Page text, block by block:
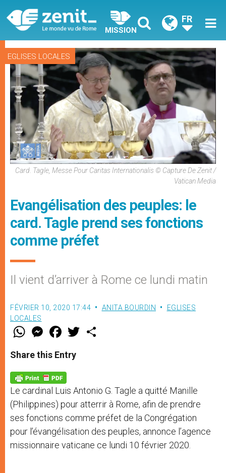
MISSION
FR
EGLISES LOCALES
Card. Tagle, Messe Pour Caritas Internationalis © Capture De Zenit /
Vatican Media
Evangélisation des peuples: le
card. Tagle prend ses fonctions
comme préfet
Il vient d’arriver à Rome ce lundi matin
FÉVRIER 10, 2020 17:44 ANITA BOURDIN
EGLISES
LOCALES
W
t
s
p
p
M
e
s
e
g
e
r
F
a
e
b
o
k
w
Share this Entry
Le cardinal Luis Antonio G. Tagle a quitté Manille
(Philippines) pour atterrir à Rome, afin de prendre
ses fonctions comme préfet de la Congrégation
pour l’évangélisation des peuples, annonce l’agence
missionnaire vaticane ce lundi 10 février 2020.